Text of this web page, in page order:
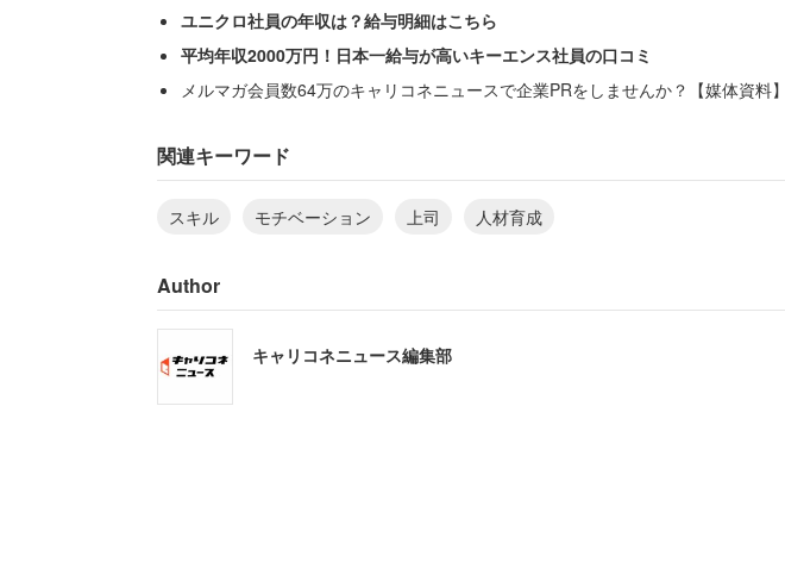
ユニクロ社員の年収は？給与明細はこちら
平均年収2000万円！日本一給与が高いキーエンス社員の口コミ
メルマガ会員数64万のキャリコネニュースで企業PRをしませんか？【媒体資料】
関連キーワード
スキル モチベーション 上司 人材育成
Author
キャリコネニュース編集部